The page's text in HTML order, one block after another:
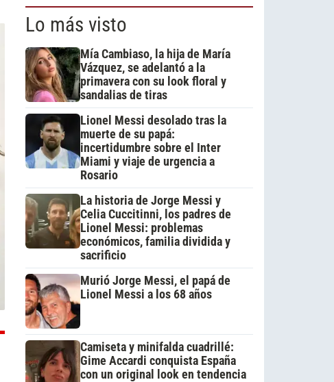
Lo más visto
Mía Cambiaso, la hija de María
Vázquez, se adelantó a la
primavera con su look floral y
sandalias de tiras
Lionel Messi desolado tras la
muerte de su papá:
incertidumbre sobre el Inter
Miami y viaje de urgencia a
Rosario
La historia de Jorge Messi y
Celia Cuccitinni, los padres de
Lionel Messi: problemas
económicos, familia dividida y
sacrificio
Murió Jorge Messi, el papá de
Lionel Messi a los 68 años
Camiseta y minifalda cuadrillé:
Gime Accardi conquista España
con un original look en tendencia